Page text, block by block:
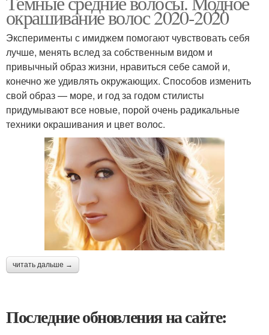
окрашивание волос 2020-2020
Эксперименты с имиджем помогают чувствовать себя
лучше, менять вслед за собственным видом и
привычный образ жизни, нравиться себе самой и,
конечно же удивлять окружающих. Способов изменить
свой образ — море, и год за годом стилисты
придумывают все новые, порой очень радикальные
техники окрашивания и цвет волос.
читать дальше →
Последние обновления на сайте: